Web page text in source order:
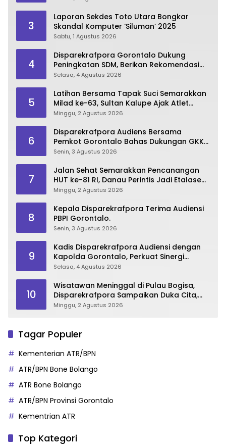
3
Laporan Sekdes Toto Utara Bongkar
Skandal Komputer ‘Siluman’ 2025
Sabtu, 1 Agustus 2026
4
Disparekrafpora Gorontalo Dukung
Peningkatan SDM, Berikan Rekomendasi
Studi S3 bagi Pegawai
Selasa, 4 Agustus 2026
5
Latihan Bersama Tapak Suci Semarakkan
Milad ke-63, Sultan Kalupe Ajak Atlet
Lestarikan Budaya Bela Diri
Minggu, 2 Agustus 2026
6
Disparekrafpora Audiens Bersama
Pemkot Gorontalo Bahas Dukungan GKK
2026
Senin, 3 Agustus 2026
7
Jalan Sehat Semarakkan Pencanangan
HUT ke-81 RI, Danau Perintis Jadi Etalase
Wisata Gorontalo
Minggu, 2 Agustus 2026
8
Kepala Disparekrafpora Terima Audiensi
PBPI Gorontalo.
Senin, 3 Agustus 2026
9
Kadis Disparekrafpora Audiensi dengan
Kapolda Gorontalo, Perkuat Sinergi
Sukseskan Gorontalo Karnaval Karawo
Selasa, 4 Agustus 2026
10
Wisatawan Meninggal di Pulau Bogisa,
Disparekrafpora Sampaikan Duka Cita,
Imbau Utamakan Keselamatan
Minggu, 2 Agustus 2026
Tagar Populer
Kementerian ATR/BPN
ATR/BPN Bone Bolango
ATR Bone Bolango
ATR/BPN Provinsi Gorontalo
Kementrian ATR
Top Kategori